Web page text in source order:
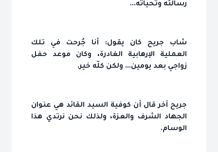
رسالته وتحياته...
شاب جريح كان يقول: أنا جُرحت في تلك
العملية الإرهابية الغادرة، وكان موعد حفل
زواجي بعد يومين... ولكن كلّه خير.
جريح آخر قال أن كوفية السيد القائد هي عنوان
الجهاد الشرف والعزة، ولذلك نحن نرتدي هذا
الوسام.